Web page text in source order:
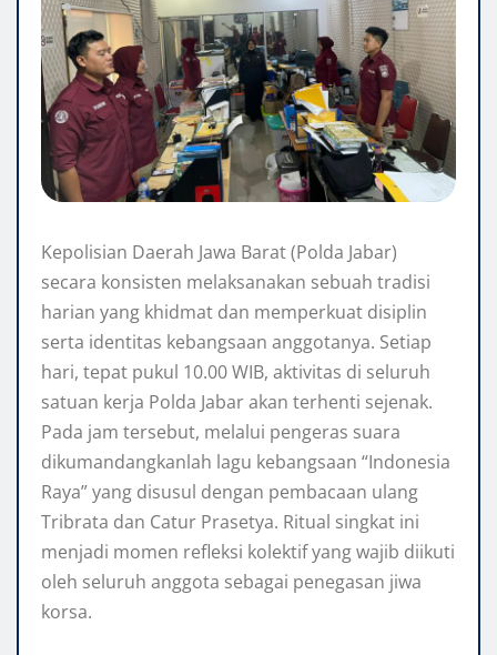
Kepolisian Daerah Jawa Barat (Polda Jabar)
secara konsisten melaksanakan sebuah tradisi
harian yang khidmat dan memperkuat disiplin
serta identitas kebangsaan anggotanya. Setiap
hari, tepat pukul 10.00 WIB, aktivitas di seluruh
satuan kerja Polda Jabar akan terhenti sejenak.
Pada jam tersebut, melalui pengeras suara
dikumandangkanlah lagu kebangsaan “Indonesia
Raya” yang disusul dengan pembacaan ulang
Tribrata dan Catur Prasetya. Ritual singkat ini
menjadi momen refleksi kolektif yang wajib diikuti
oleh seluruh anggota sebagai penegasan jiwa
korsa.